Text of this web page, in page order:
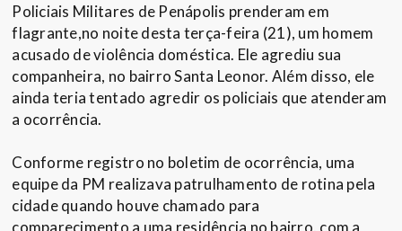
Policiais Militares de Penápolis prenderam em
flagrante,no noite desta terça-feira (21), um homem
acusado de violência doméstica. Ele agrediu sua
companheira, no bairro Santa Leonor. Além disso, ele
ainda teria tentado agredir os policiais que atenderam
a ocorrência.
Conforme registro no boletim de ocorrência, uma
equipe da PM realizava patrulhamento de rotina pela
cidade quando houve chamado para
comparecimento a uma residência no bairro, com a